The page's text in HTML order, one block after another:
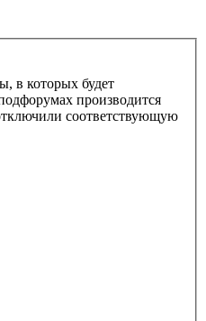
в которых будет
производится
соответствующую